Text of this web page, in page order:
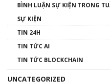
BÌNH LUẬN SỰ KIỆN TRONG
SỰ KIỆN
TIN 24H
TIN TỨC AI
TIN TỨC BLOCKCHAIN
UNCATEGORIZED